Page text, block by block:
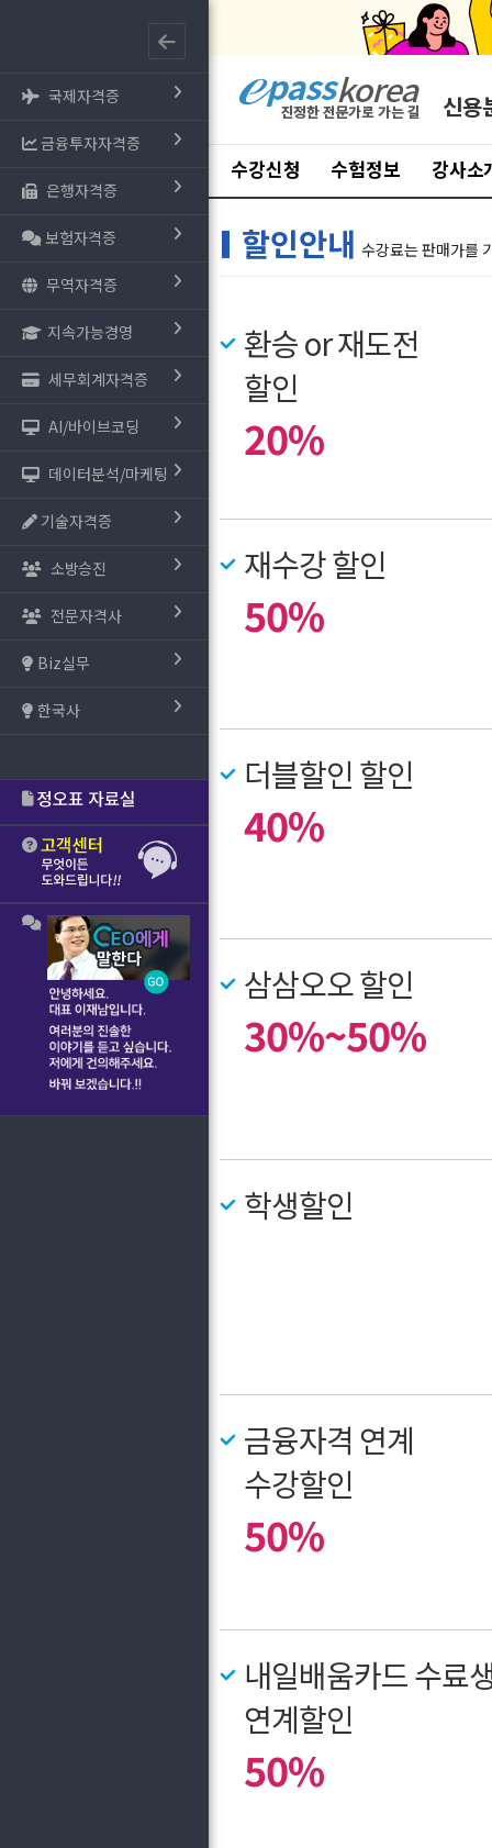
국제자격증
금융투자자격증
은행자격증
보험자격증
무역자격증
지속가능경영
세무회계자격증
AI/바이브코딩
데이터분석/마케팅
기술자격증
소방승진
전문자격사
Biz실무
한국사
신용
수강신청 수험정보 강사소
할인안내 수강료는 판매가를
환승 or 재도전
할인
20%
재수강 할인
50%
더블할인 할인
40%
삼삼오오 할인
30%~50%
학생할인
금융자격 연계
수강할인
50%
내일배움카드 수료
연계할인
50%